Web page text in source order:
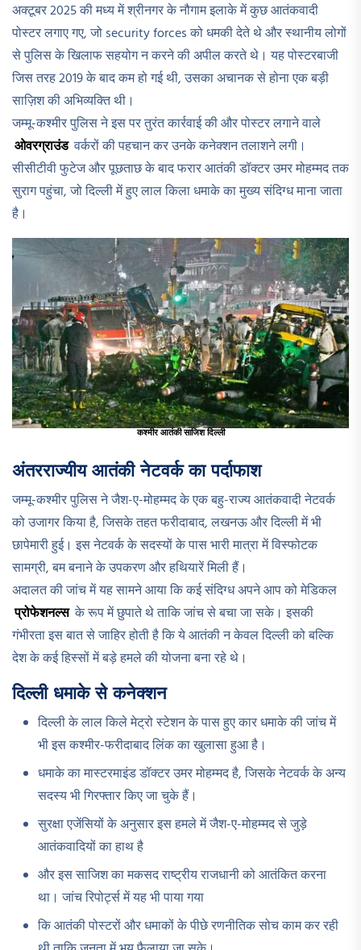
अक्टूबर 2025 की मध्य में श्रीनगर के नौगाम इलाके में कुछ आतंकवादी
पोस्टर लगाए गए, जो security forces को धमकी देते थे और स्थानीय लोगों
से पुलिस के खिलाफ सहयोग न करने की अपील करते थे। यह पोस्टरबाजी
जिस तरह 2019 के बाद कम हो गई थी, उसका अचानक से होना एक बड़ी
साज़िश की अभिव्यक्ति थी।
जम्मू-कश्मीर पुलिस ने इस पर तुरंत कार्रवाई की और पोस्टर लगाने वाले
ओवरग्राउंड वर्करों की पहचान कर उनके कनेक्शन तलाशने लगी।
सीसीटीवी फुटेज और पूछताछ के बाद फरार आतंकी डॉक्टर उमर मोहम्मद तक
सुराग पहुंचा, जो दिल्ली में हुए लाल किला धमाके का मुख्य संदिग्ध माना जाता
है।
कश्मीर आतंकी साजिश दिल्ली
अंतरराज्यीय आतंकी नेटवर्क का पर्दाफाश
जम्मू-कश्मीर पुलिस ने जैश-ए-मोहम्मद के एक बहु-राज्य आतंकवादी नेटवर्क
को उजागर किया है, जिसके तहत फरीदाबाद, लखनऊ और दिल्ली में भी
छापेमारी हुई। इस नेटवर्क के सदस्यों के पास भारी मात्रा में विस्फोटक
सामग्री, बम बनाने के उपकरण और हथियारें मिली हैं।
अदालत की जांच में यह सामने आया कि कई संदिग्ध अपने आप को मेडिकल
प्रोफेशनल्स के रूप में छुपाते थे ताकि जांच से बचा जा सके। इसकी
गंभीरता इस बात से जाहिर होती है कि ये आतंकी न केवल दिल्ली को बल्कि
देश के कई हिस्सों में बड़े हमले की योजना बना रहे थे।
दिल्ली धमाके से कनेक्शन
दिल्ली के लाल किले मेट्रो स्टेशन के पास हुए कार धमाके की जांच में
भी इस कश्मीर-फरीदाबाद लिंक का खुलासा हुआ है।
धमाके का मास्टरमाइंड डॉक्टर उमर मोहम्मद है, जिसके नेटवर्क के अन्य
सदस्य भी गिरफ्तार किए जा चुके हैं।
सुरक्षा एजेंसियों के अनुसार इस हमले में जैश-ए-मोहम्मद से जुड़े
आतंकवादियों का हाथ है
और इस साजिश का मकसद राष्ट्रीय राजधानी को आतंकित करना
था। जांच रिपोर्ट्स में यह भी पाया गया
कि आतंकी पोस्टरों और धमाकों के पीछे रणनीतिक सोच काम कर रही